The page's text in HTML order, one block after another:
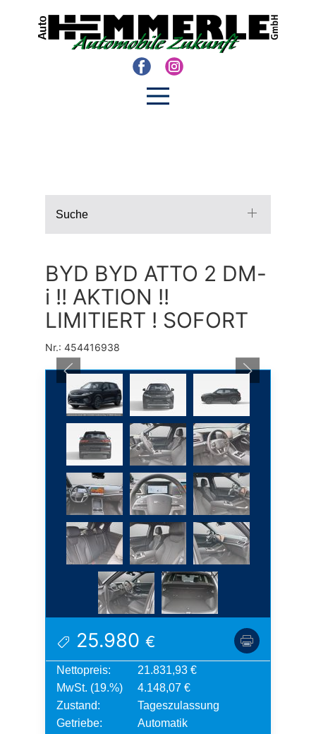
Suche
BYD BYD ATTO 2 DM-
i !! AKTION !!
LIMITIERT ! SOFORT
Nr.: 454416938
25.980 €
Nettopreis:
21.831,93 €
MwSt. (19.%)
4.148,07 €
Zustand:
Tageszulassung
Getriebe:
Automatik